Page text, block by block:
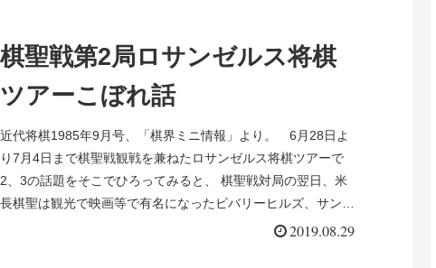
棋聖戦第2局ロサンゼルス将棋
ツアーこぼれ話
近代将棋1985年9月号、「棋界ミニ情報」より。 6月28日よ
り7月4日まで棋聖戦観戦を兼ねたロサンゼルス将棋ツアーで
2、3の話題をそこでひろってみると、 棋聖戦対局の翌日、米
長棋聖は観光で映画等で有名になったビバリーヒルズ、サンタ
2019.08.29